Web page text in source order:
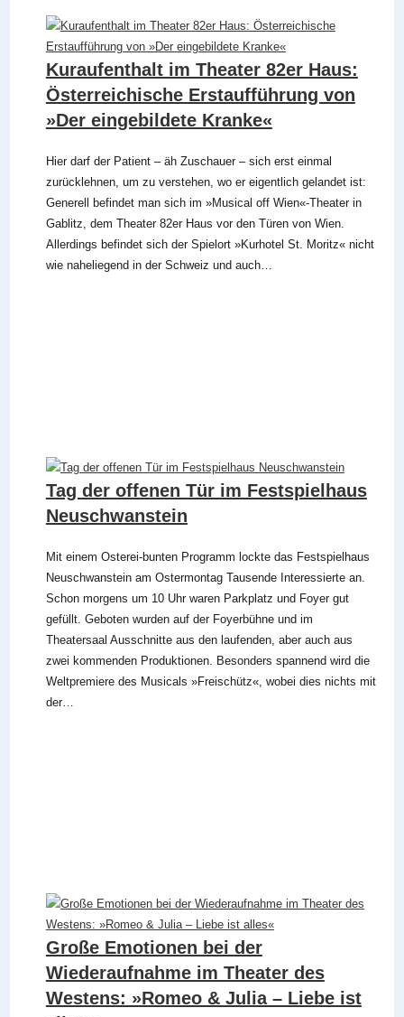
Kuraufenthalt im Theater 82er Haus:
Österreichische Erstaufführung von
»Der eingebildete Kranke«
Hier darf der Patient ‒ äh Zuschauer ‒ sich erst einmal
zurücklehnen, um zu verstehen, wo er eigentlich gelandet ist:
Generell befindet man sich im »Musical off Wien«-Theater in
Gablitz, dem Theater 82er Haus vor den Türen von Wien.
Allerdings befindet sich der Spielort »Kurhotel St. Moritz« nicht
wie naheliegend in der Schweiz und auch…
Tag der offenen Tür im Festspielhaus
Neuschwanstein
Mit einem Osterei-bunten Programm lockte das Festspielhaus
Neuschwanstein am Ostermontag Tausende Interessierte an.
Schon morgens um 10 Uhr waren Parkplatz und Foyer gut
gefüllt. Geboten wurden auf der Foyerbühne und im
Theatersaal Ausschnitte aus den laufenden, aber auch aus
zwei kommenden Produktionen. Besonders spannend wird die
Weltpremiere des Musicals »Freischütz«, wobei dies nichts mit
der…
Große Emotionen bei der
Wiederaufnahme im Theater des
Westens: »Romeo & Julia – Liebe ist